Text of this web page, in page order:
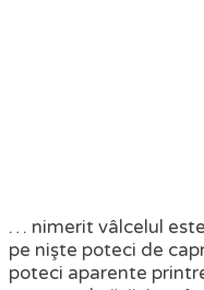
… nimerit vâlcelul
pe nişte poteci de
poteci aparente